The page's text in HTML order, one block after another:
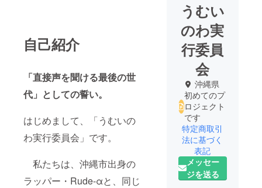
自己紹介
「直接声を聞ける最後の世
代」としての誓い。
はじめまして、「うむいの
わ実行委員会」です。
私たちは、沖縄市出身の
ラッパー・Rude-αと、同じ
うむい
のわ実
行委員
会
沖縄県
初めてのプ
ロジェクト
です
特定商取引
法に基づく
表記
メッセー
ジを送る